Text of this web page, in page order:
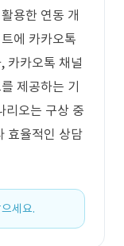
용한 연동 개
에 카카오톡
카카오톡 채널
제공하는 기
리오는 구상 중
효율적인 상담
세요.